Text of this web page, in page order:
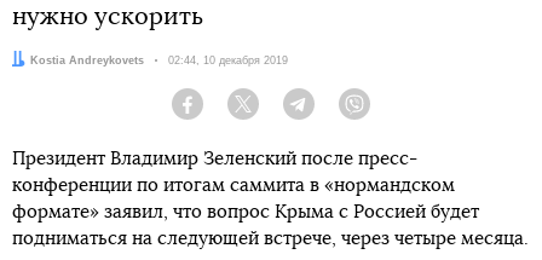
нужно ускорить
Автор:Kostia Andreykovets Дата:
02:44, 10 декабря 2019
Facebook Twitter Telegram
Президент Владимир Зеленский после пресс-
конференции по итогам саммита в «нормандском
формате» заявил, что вопрос Крыма с Россией будет
подниматься на следующей встрече, через четыре месяца.